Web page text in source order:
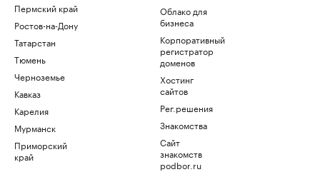
Пермский край
Ростов-на-Дону
Татарстан
Тюмень
Черноземье
Кавказ
Карелия
Мурманск
Приморский
край
Облако для
бизнеса
Корпоративный
регистратор
доменов
Хостинг
сайтов
Рег.решения
Знакомства
Сайт
знакомств
podbor.ru